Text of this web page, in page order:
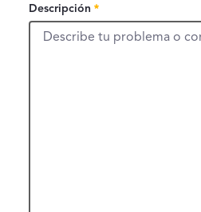
Descripción, campo obligatorio
Descripción
Campo obligatorio